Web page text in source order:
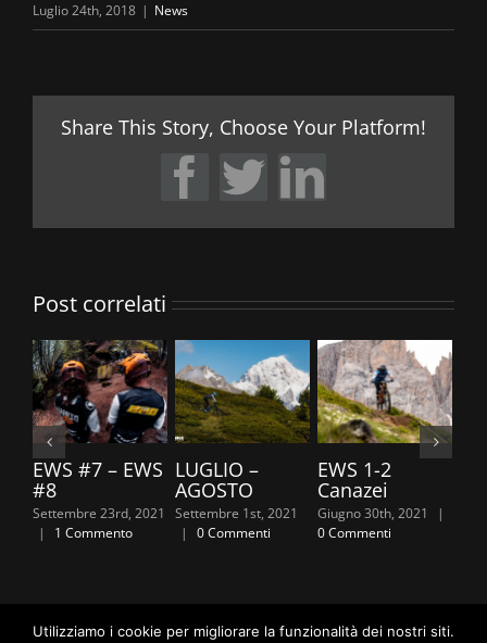
Luglio 24th, 2018 | News
Share This Story, Choose Your Platform!
Facebook
TwitterLinkedIn
Post correlati
EWS #7 – EWS
#8
Settembre 23rd, 2021
|
1 Commento
LUGLIO –
AGOSTO
Settembre 1st, 2021
|
0 Commenti
EWS 1-2
Canazei
Giugno 30th, 2021
|
0 Commenti
Utilizziamo i cookie per migliorare la funzionalità dei nostri siti.